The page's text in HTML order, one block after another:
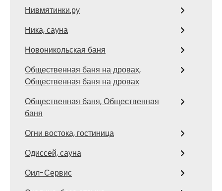
Нивмятинки.ру
Ника, сауна
Новоникольская баня
Общественная баня на дровах,
Общественная баня на дровах
Общественная баня, Общественная
баня
Огни востока, гостиница
Одиссей, сауна
Оил-Сервис